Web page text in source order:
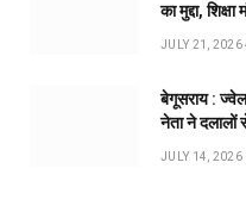
का मुद्दा,
JULY 21, 2026
बेगूसराय :
नेता ने दलालों
JULY 14, 2026